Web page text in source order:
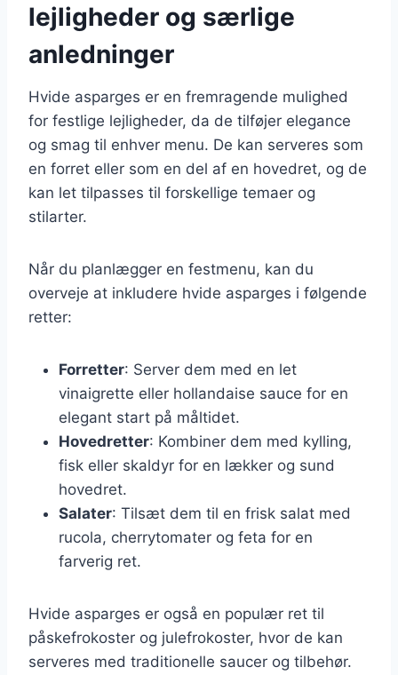
lejligheder og særlige
anledninger
Hvide asparges er en fremragende mulighed
for festlige lejligheder, da de tilføjer elegance
og smag til enhver menu. De kan serveres som
en forret eller som en del af en hovedret, og de
kan let tilpasses til forskellige temaer og
stilarter.
Når du planlægger en festmenu, kan du
overveje at inkludere hvide asparges i følgende
retter:
Forretter: Server dem med en let
vinaigrette eller hollandaise sauce for en
elegant start på måltidet.
Hovedretter: Kombiner dem med kylling,
fisk eller skaldyr for en lækker og sund
hovedret.
Salater: Tilsæt dem til en frisk salat med
rucola, cherrytomater og feta for en
farverig ret.
Hvide asparges er også en populær ret til
påskefrokoster og julefrokoster, hvor de kan
serveres med traditionelle saucer og tilbehør.